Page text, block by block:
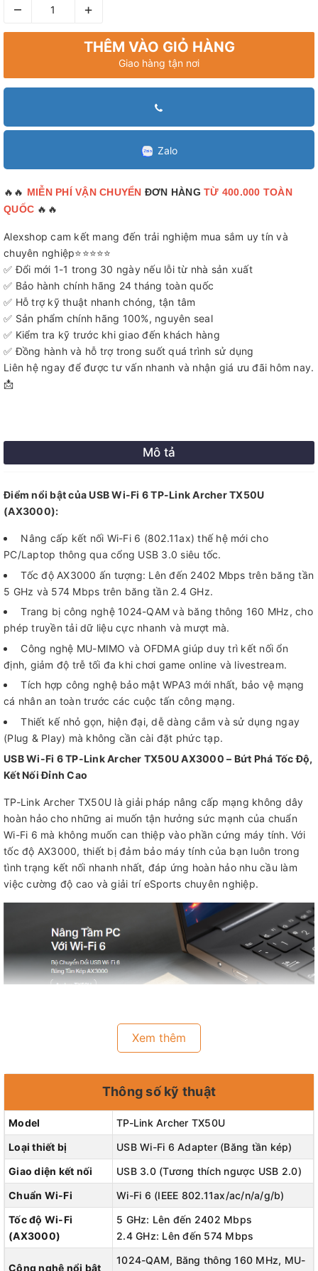
– +
THÊM VÀO GIỎ HÀNG
Giao hàng tận nơi
Zalo
🔥🔥 MIỄN PHÍ VẬN CHUYỂN ĐƠN HÀNG TỪ 400.000 TOÀN
QUỐC 🔥🔥
Alexshop cam kết mang đến trải nghiệm mua sắm uy tín và
chuyên nghiệp⭐⭐⭐⭐⭐
✅ Đổi mới 1-1 trong 30 ngày nếu lỗi từ nhà sản xuất
✅ Bảo hành chính hãng 24 tháng toàn quốc
✅ Hỗ trợ kỹ thuật nhanh chóng, tận tâm
✅ Sản phẩm chính hãng 100%, nguyên seal
✅ Kiểm tra kỹ trước khi giao đến khách hàng
✅ Đồng hành và hỗ trợ trong suốt quá trình sử dụng
Liên hệ ngay để được tư vấn nhanh và nhận giá ưu đãi hôm nay.
📩
Mô tả
Điểm nổi bật của USB Wi-Fi 6 TP-Link Archer TX50U
(AX3000):
Nâng cấp kết nối Wi-Fi 6 (802.11ax) thế hệ mới cho
PC/Laptop thông qua cổng USB 3.0 siêu tốc.
Tốc độ AX3000 ấn tượng: Lên đến 2402 Mbps trên băng tần
5 GHz và 574 Mbps trên băng tần 2.4 GHz.
Trang bị công nghệ 1024-QAM và băng thông 160 MHz, cho
phép truyền tải dữ liệu cực nhanh và mượt mà.
Công nghệ MU-MIMO và OFDMA giúp duy trì kết nối ổn
định, giảm độ trễ tối đa khi chơi game online và livestream.
Tích hợp công nghệ bảo mật WPA3 mới nhất, bảo vệ mạng
cá nhân an toàn trước các cuộc tấn công mạng.
Thiết kế nhỏ gọn, hiện đại, dễ dàng cắm và sử dụng ngay
(Plug & Play) mà không cần cài đặt phức tạp.
USB Wi-Fi 6 TP-Link Archer TX50U AX3000 – Bứt Phá Tốc Độ,
Kết Nối Đỉnh Cao
TP-Link Archer TX50U là giải pháp nâng cấp mạng không dây
hoàn hảo cho những ai muốn tận hưởng sức mạnh của chuẩn
Wi-Fi 6 mà không muốn can thiệp vào phần cứng máy tính. Với
tốc độ AX3000, thiết bị đảm bảo máy tính của bạn luôn trong
tình trạng kết nối nhanh nhất, đáp ứng hoàn hảo nhu cầu làm
việc cường độ cao và giải trí eSports chuyên nghiệp.
Tốc Độ AX3000 Siêu Nhanh
Xem thêm
Thông số kỹ thuật
Model
TP-Link Archer TX50U
Loại thiết bị
USB Wi-Fi 6 Adapter (Băng tần kép)
Giao diện kết nối
USB 3.0 (Tương thích ngược USB 2.0)
Chuẩn Wi-Fi
Wi-Fi 6 (IEEE 802.11ax/ac/n/a/g/b)
Tốc độ Wi-Fi
(AX3000)
5 GHz: Lên đến 2402 Mbps
2.4 GHz: Lên đến 574 Mbps
Công nghệ nổi bật
1024-QAM, Băng thông 160 MHz, MU-